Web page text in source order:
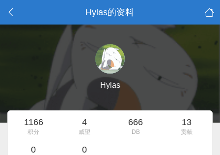
Hylas的资料
Hylas
1166
积分
4
威望
666
DB
13
贡献
0 0